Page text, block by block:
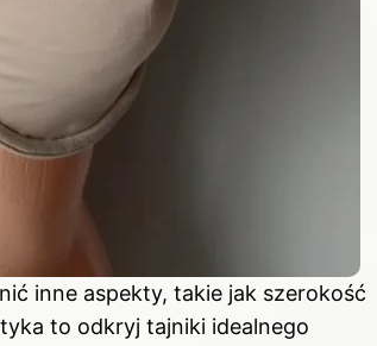
inne aspekty, takie jak szerokość
to odkryj tajniki idealnego